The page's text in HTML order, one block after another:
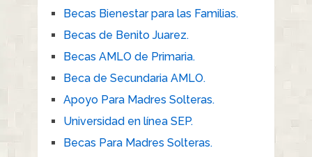
Becas Bienestar para las Familias.
Becas de Benito Juarez.
Becas AMLO de Primaria.
Beca de Secundaria AMLO.
Apoyo Para Madres Solteras.
Universidad en línea SEP.
Becas Para Madres Solteras.